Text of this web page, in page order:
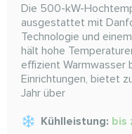
Die 500-kW-
ausgestattet mit
Technologie und
hält hohe
effizient Warmwasser
Einrichtungen, bietet
Jahr über
Kühlleistung: bis